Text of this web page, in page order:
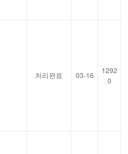
처리완료 03-16
1292
0